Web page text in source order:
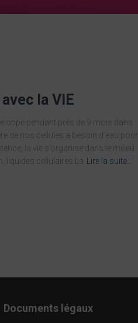
la VIE
pendant près de 9 mois dans
de nos cellules a besoin d’eau pour
la vie s’organise dans le milieu
liquides cellulaires.La
Lire la suite…
Documents légaux